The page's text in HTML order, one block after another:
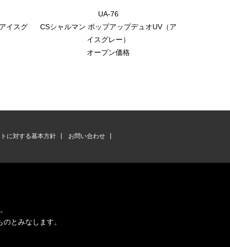
イスグ
UA-76
CSシャルマン ポップアップデュオUV（ア
イスグレー）
オープン価格
に対する基本方針 お問い合わせ
とみなします。